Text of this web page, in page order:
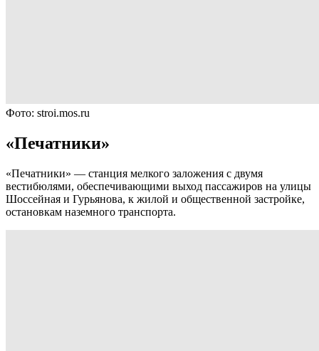
Фото: stroi.mos.ru
«Печатники»
«Печатники» — станция мелкого заложения с двумя
вестибюлями, обеспечивающими выход пассажиров на улицы
Шоссейная и Гурьянова, к жилой и общественной застройке,
остановкам наземного транспорта.